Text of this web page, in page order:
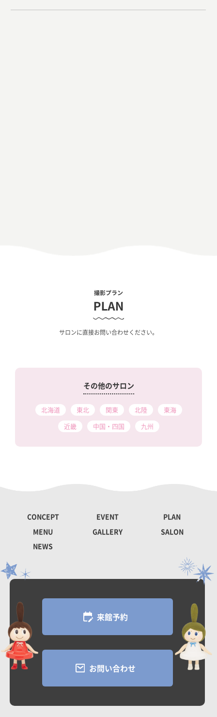
サロンに直接お問い合わせください。
その他のサロン
北海道 東北 関東 北陸
東海
近畿
中国・四国 九州
CONCEPT EVENT
PLAN
MENU
GALLERY
SALON
NEWS
来館予約
お問い合わせ